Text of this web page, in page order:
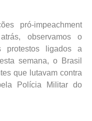
pró-impeachment
observamos o
protestos ligados a
semana, o Brasil
que lutavam contra
Polícia Militar do